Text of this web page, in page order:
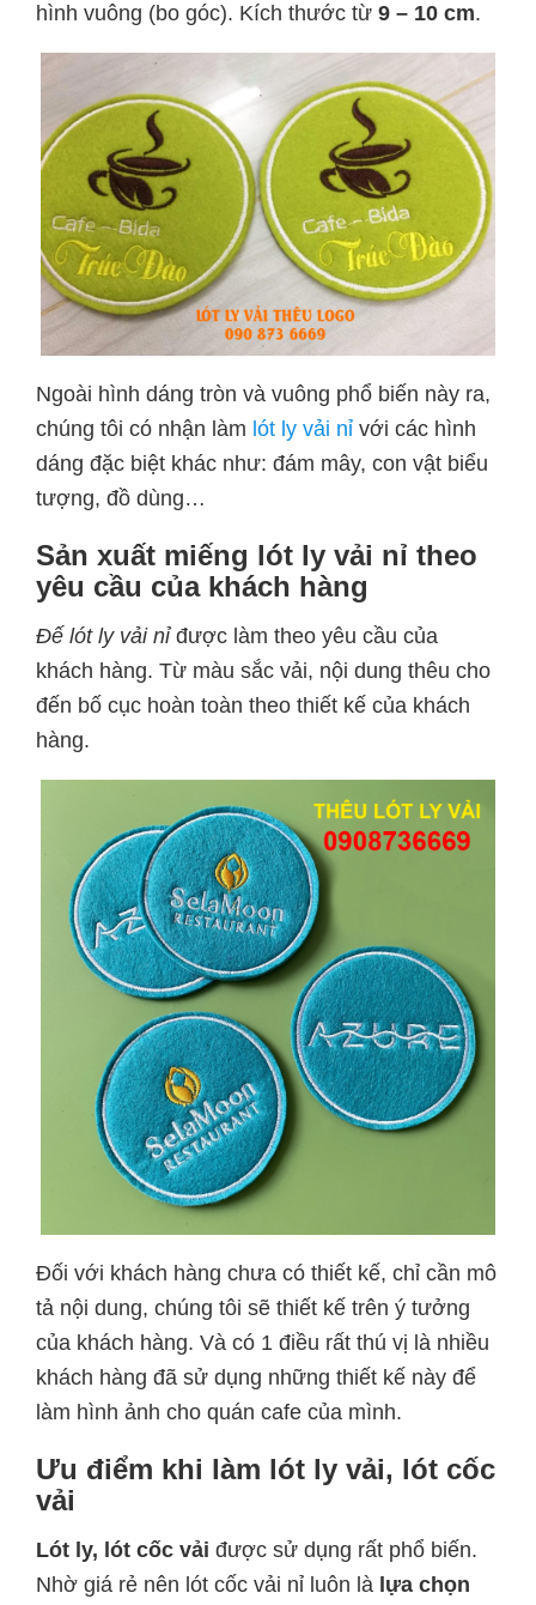
hình vuông (bo góc). Kích thước từ 9 – 10 cm.
Ngoài hình dáng tròn và vuông phổ biến này ra,
chúng tôi có nhận làm lót ly vải nỉ với các hình
dáng đặc biệt khác như: đám mây, con vật biểu
tượng, đồ dùng…
Sản xuất miếng lót ly vải nỉ theo
yêu cầu của khách hàng
Đế lót ly vải nỉđược làm theo yêu cầu của
khách hàng. Từ màu sắc vải, nội dung thêu cho
đến bố cục hoàn toàn theo thiết kế của khách
hàng.
Đối với khách hàng chưa có thiết kế, chỉ cần mô
tả nội dung, chúng tôi sẽ thiết kế trên ý tưởng
của khách hàng. Và có 1 điều rất thú vị là nhiều
khách hàng đã sử dụng những thiết kế này để
làm hình ảnh cho quán cafe của mình.
Ưu điểm khi làm lót ly vải, lót cốc
vải
Lót ly, lót cốc vải được sử dụng rất phổ biến.
Nhờ giá rẻ nên lót cốc vải nỉ luôn là lựa chọn